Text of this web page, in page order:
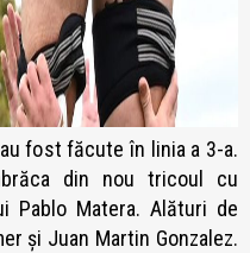
fost făcute în linia a 3-a.
din nou tricoul cu
Pablo Matera. Alături de
și Juan Martin Gonzalez.